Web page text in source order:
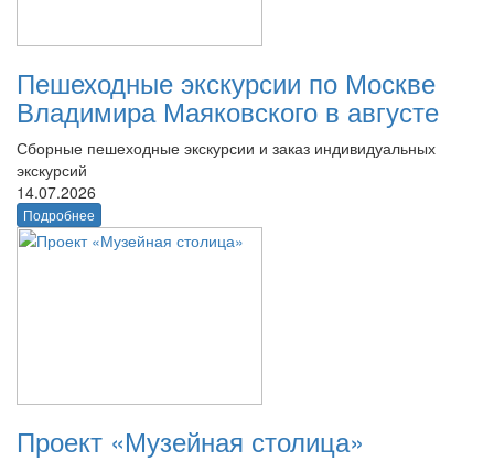
Пешеходные экскурсии по Москве
Владимира Маяковского в августе
Сборные пешеходные экскурсии и заказ индивидуальных
экскурсий
14.07.2026
Подробнее
Проект «Музейная столица»